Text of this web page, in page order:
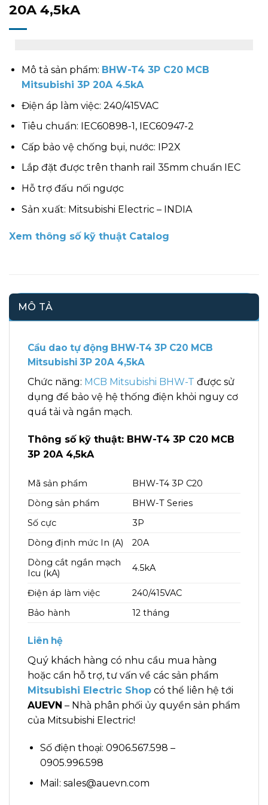
20A 4,5kA
Mô tả sản phẩm: BHW-T4 3P C20 MCB
Mitsubishi 3P 20A 4.5kA
Điện áp làm việc: 240/415VAC
Tiêu chuẩn: IEC60898-1, IEC60947-2
Cấp bảo vệ chống bụi, nước: IP2X
Lắp đặt được trên thanh rail 35mm chuẩn IEC
Hỗ trợ đấu nối ngược
Sản xuất: Mitsubishi Electric – INDIA
Xem thông số kỹ thuật Catalog
MÔ TẢ
Cầu dao tự động BHW-T4 3P C20 MCB
Mitsubishi 3P 20A 4,5kA
Chức năng: MCB Mitsubishi BHW-T được sử
dụng để bảo vệ hệ thống điện khỏi nguy cơ
quá tải và ngắn mạch.
Thông số kỹ thuật: BHW-T4 3P C20 MCB
3P 20A 4,5kA
Mã sản phẩm
BHW-T4 3P C20
Dòng sản phẩm
BHW-T Series
Số cực
3P
Dòng định mức In (A)
20A
Dòng cắt ngắn mạch
Icu (kA)
4.5kA
Điện áp làm việc
240/415VAC
Bảo hành
12 tháng
Liên hệ
Quý khách hàng có nhu cầu mua hàng
hoặc cần hỗ trợ, tư vấn về các sản phẩm
Mitsubishi Electric Shop có thể liên hệ tới
AUEVN – Nhà phân phối ủy quyền sản phẩm
của Mitsubishi Electric!
Số điện thoại: 0906.567.598 –
0905.996.598
Mail: sales@auevn.com